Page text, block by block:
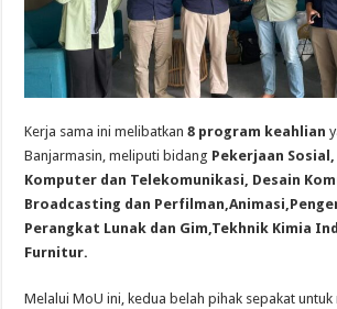
Kerja sama ini melibatkan8 program keahlian
Banjarmasin, meliputi bidang Pekerjaan
Komputer dan Telekomunikasi, Desain
Broadcasting dan
Perangkat Lunak dan Gim,Tekhnik Kimia
Furnitur.
Melalui MoU ini, kedua belah pihak sepakat